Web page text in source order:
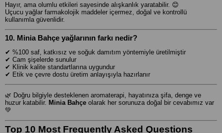
Hayır, ama olumlu etkileri sayesinde alışkanlık yaratabilir. 😊
Uçucu yağlar farmakolojik maddeler içermez, doğal ve kontrollü
kullanımla güvenlidir.
10. Minia Bahçe yağlarının farkı nedir?
✔ %100 saf, katkısız ve soğuk damıtım yöntemiyle üretilmiştir
✔ Cam şişelerde sunulur
✔ Klinik kalite standartlarına uygundur
✔ Etik ve çevre dostu üretim anlayışıyla hazırlanır
🌿 Doğru bilgiyle desteklenen aromaterapi, hayatınıza şifa, denge ve
huzur katabilir. Minia Bahçe olarak her sorunuza doğal bir cevabımız var
💚
Top 10 Most Frequently Asked Questions